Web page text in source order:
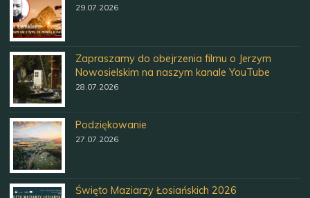
29.07.2026
Zapraszamy do obejrzenia filmu o Jerzym
Nowosielskim na naszym kanale YouTube
28.07.2026
Podziękowanie
27.07.2026
Święto Maziarzy Łosiańskich 2026